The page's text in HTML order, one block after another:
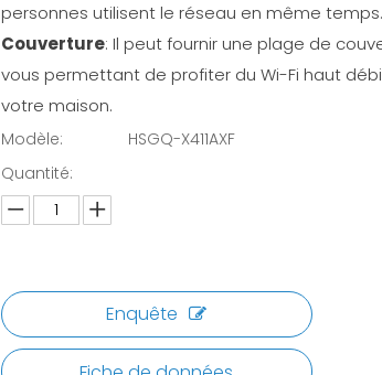
personnes utilisent le réseau en même temps.
Couverture: Il peut fournir une plage de
vous permettant de profiter du Wi-Fi haut
votre maison.
Modèle:
HSGQ-X411AXF
Quantité:
Enquête